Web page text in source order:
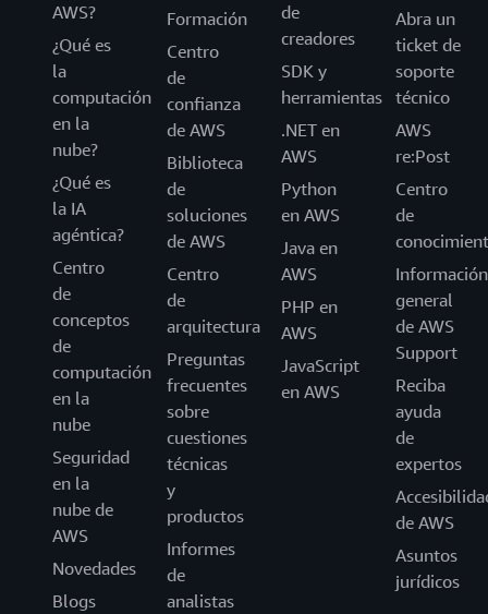
AWS?
¿Qué es
la
computación
en la
nube?
¿Qué es
la IA
agéntica?
Centro
de
conceptos
de
computación
en la
nube
Seguridad
en la
nube de
AWS
Novedades
Blogs
Formación
Centro
de
confianza
de AWS
Biblioteca
de
soluciones
de AWS
Centro
de
arquitectura
Preguntas
frecuentes
sobre
cuestiones
técnicas
y
productos
Informes
de
analistas
de
creadores
SDK y
herramientas
.NET en
AWS
Python
en AWS
Java en
AWS
PHP en
AWS
JavaScript
en AWS
Abra un
ticket de
soporte
técnico
AWS
re:Post
Centro
de
Información
general
de AWS
Support
Reciba
ayuda
de
expertos
de AWS
Asuntos
jurídicos